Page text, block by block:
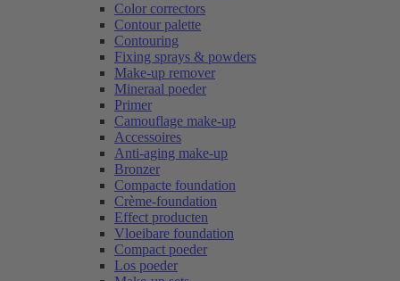
Color correctors
Contour palette
Contouring
Fixing sprays & powders
Make-up remover
Mineraal poeder
Primer
Camouflage make-up
Accessoires
Anti-aging make-up
Bronzer
Compacte foundation
Crème-foundation
Effect producten
Vloeibare foundation
Compact poeder
Los poeder